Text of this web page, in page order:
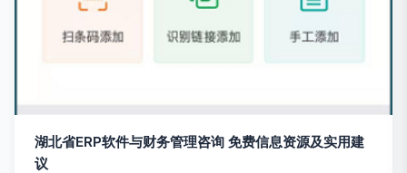
湖北省ERP软件与财务管理咨询 免费信息资源及实用建
议